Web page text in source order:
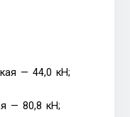
— 44,0 кН;
— 80,8 кН;